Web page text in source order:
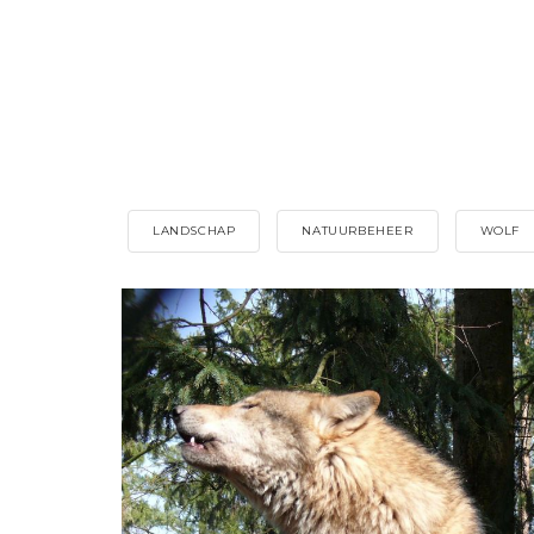
LANDSCHAP NATUURBEHEER WOLF